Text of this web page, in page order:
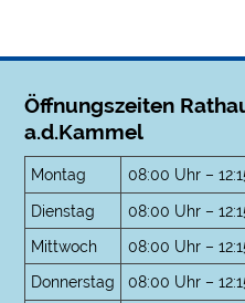
Öffnungszeiten
a.d.Kammel
Montag 08:00 Uhr –
Dienstag
08:00 Uhr –
Mittwoch
08:00 Uhr –
Donnerstag
08:00 Uhr –